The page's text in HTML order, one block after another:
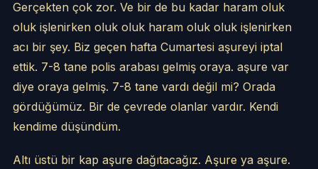
Gerçekten çok zor. Ve bir de bu kadar haram oluk
oluk işlenirken oluk oluk haram oluk oluk işlenirken
acı bir şey. Biz geçen hafta Cumartesi aşureyi iptal
ettik. 7-8 tane polis arabası gelmiş oraya. aşure var
diye oraya gelmiş. 7-8 tane vardı değil mi? Orada
gördüğümüz. Bir de çevrede olanlar vardır. Kendi
kendime düşündüm.
Altı üstü bir kap aşure dağıtacağız. Aşure ya aşure.